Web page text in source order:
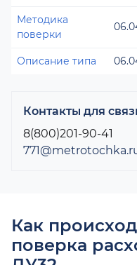
Методика
поверки
Описание типа
Контакты для
8(800)201-90-41
Как
поверка